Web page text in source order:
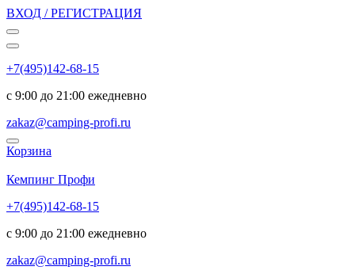
ВХОД / РЕГИСТРАЦИЯ
+7(495)142-68-15
с 9:00 до 21:00 ежедневно
zakaz@camping-profi.ru
Корзина
Кемпинг Профи
+7(495)142-68-15
с 9:00 до 21:00 ежедневно
zakaz@camping-profi.ru